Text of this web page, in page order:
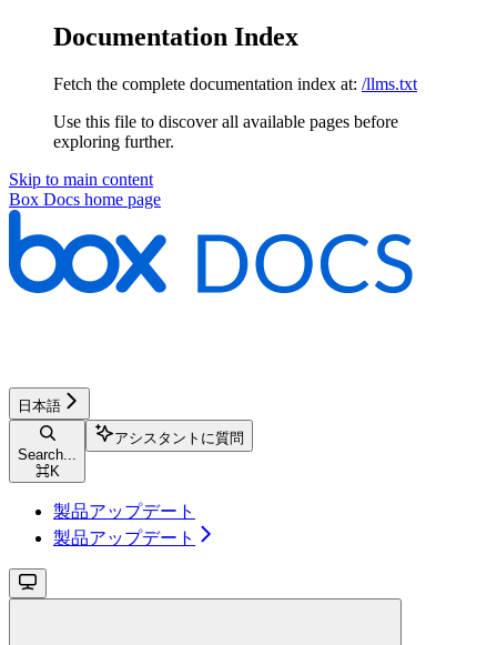
Documentation Index
Fetch the complete documentation index at: /llms.txt
Use this file to discover all available pages before
exploring further.
Skip to main content
Box Docs home page
日本語
Search...
⌘K
アシスタントに質問
製品アップデート
製品アップデート